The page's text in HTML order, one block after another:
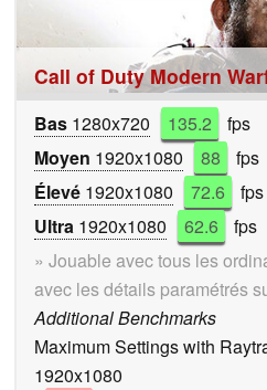
Call of Duty Modern
Bas 1280x720 135.2 fps
Moyen 1920x1080 88 fps
Élevé 1920x1080 72.6
Ultra 1920x1080 62.6 fps
» Jouable avec tous les
avec les détails paramétrés
Additional Benchmarks
Maximum Settings with
1920x1080